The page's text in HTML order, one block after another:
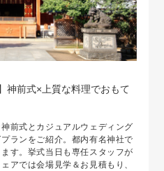
神前式×上質な料理でおもて
前式とカジュアルウェディング
ランをご紹介。都内有名神社で
す。挙式当日も専任スタッフが
アでは会場見学＆お見積もり、